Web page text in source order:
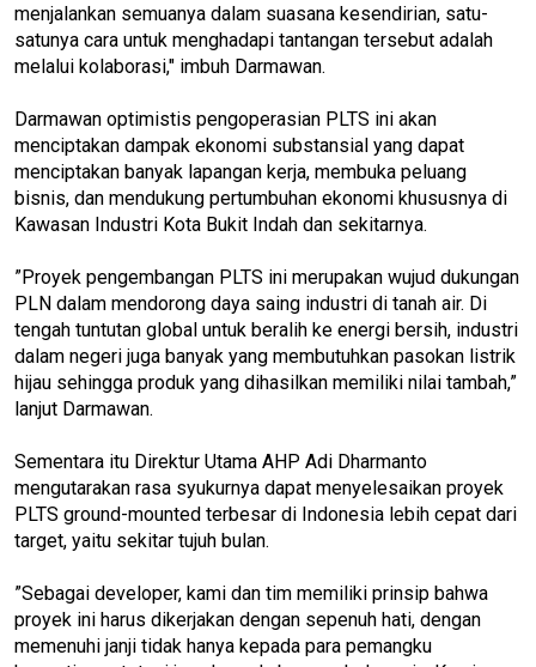
menjalankan semuanya dalam suasana kesendirian, satu-
satunya cara untuk menghadapi tantangan tersebut adalah
melalui kolaborasi," imbuh Darmawan.
Darmawan optimistis pengoperasian PLTS ini akan
menciptakan dampak ekonomi substansial yang dapat
menciptakan banyak lapangan kerja, membuka peluang
bisnis, dan mendukung pertumbuhan ekonomi khususnya di
Kawasan Industri Kota Bukit Indah dan sekitarnya.
”Proyek pengembangan PLTS ini merupakan wujud dukungan
PLN dalam mendorong daya saing industri di tanah air. Di
tengah tuntutan global untuk beralih ke energi bersih, industri
dalam negeri juga banyak yang membutuhkan pasokan listrik
hijau sehingga produk yang dihasilkan memiliki nilai tambah,”
lanjut Darmawan.
Sementara itu Direktur Utama AHP Adi Dharmanto
mengutarakan rasa syukurnya dapat menyelesaikan proyek
PLTS ground-mounted terbesar di Indonesia lebih cepat dari
target, yaitu sekitar tujuh bulan.
”Sebagai developer, kami dan tim memiliki prinsip bahwa
proyek ini harus dikerjakan dengan sepenuh hati, dengan
memenuhi janji tidak hanya kepada para pemangku